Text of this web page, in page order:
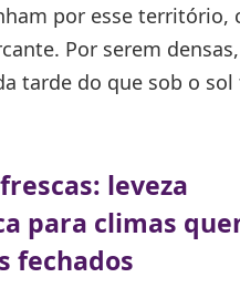
por esse território,
Por serem
tarde do que sob o
leveza
para climas
fechados